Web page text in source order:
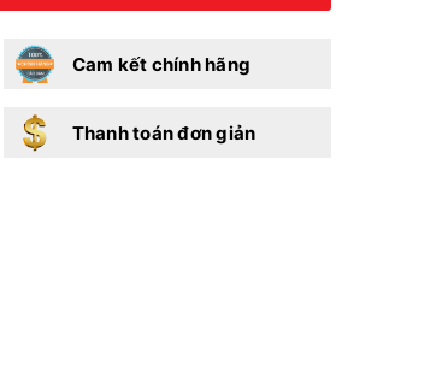
Cam kết chính hãng
Thanh toán đơn giản